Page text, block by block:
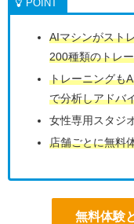
AIマシンがスト
200種類のトレ
トレーニングも
で分析しアドバ
女性専用スタジ
店舗ごとに無料
無料体験